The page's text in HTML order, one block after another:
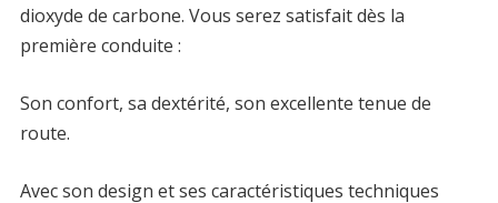
dioxyde de carbone. Vous serez satisfait dès la
première conduite :
Son confort, sa dextérité, son excellente tenue de
route.
Avec son design et ses caractéristiques techniques